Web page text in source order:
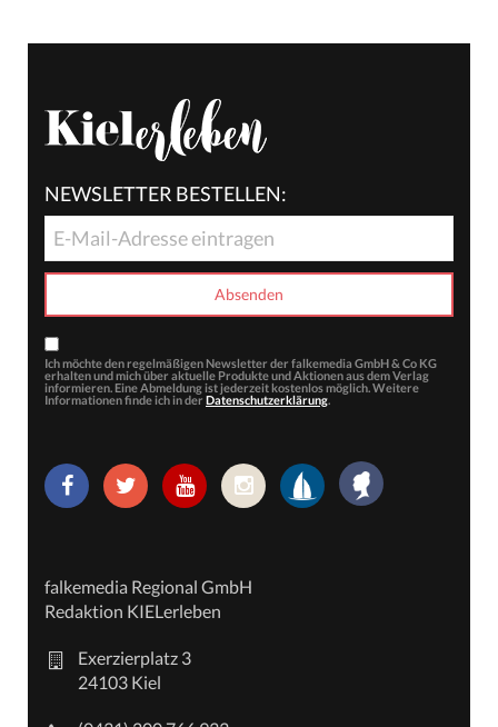
NEWSLETTER BESTELLEN:
Ich möchte den regelmäßigen Newsletter der falkemedia GmbH & Co KG
erhalten und mich über aktuelle Produkte und Aktionen aus dem Verlag
informieren. Eine Abmeldung ist jederzeit kostenlos möglich. Weitere
Informationen finde ich in der Datenschutzerklärung.
falkemedia Regional GmbH
Redaktion KIELerleben
Exerzierplatz 3
24103 Kiel